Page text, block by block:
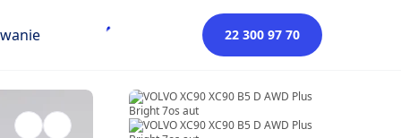
22 300 97 70